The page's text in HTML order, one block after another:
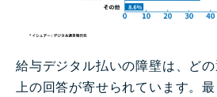
給与デジタル払いの障壁は、ど
上の回答が寄せられています。